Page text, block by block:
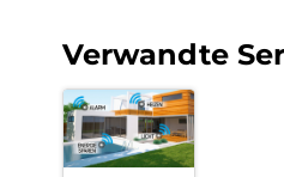
Verwandte